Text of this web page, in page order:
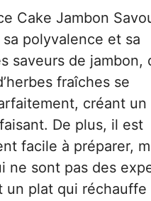
Cake Jambon
sa polyvalence et sa
saveurs de jambon,
fraîches se
créant un
De plus, il est
facile à préparer,
ne sont pas des
un plat qui